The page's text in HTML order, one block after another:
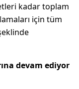
kadar toplam
için tüm
devam ediyor